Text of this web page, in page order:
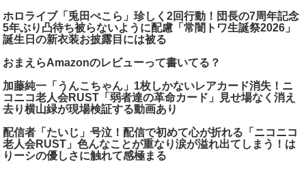
ホロライブ「兎田ぺこら」珍しく2回行動！団長の7周年記念
5年ぶり凸待ち被らないように配慮「常闇トワ生誕祭2026」
誕生日の新衣装お披露目には被る
おまえらAmazonのレビューって書いてる？
加藤純一「うんこちゃん」1枚しかないレアカード消失！ニ
コニコ老人会RUST「弱者達の革命カード」見せ場なく消え
去り横山緑が現場検証する動画あり
配信者「たいじ」号泣！配信で初めて心が折れる「ニコニコ
老人会RUST」色んなことが重なり涙が溢れ出てしまう！は
りーシの優しさに触れて感極まる